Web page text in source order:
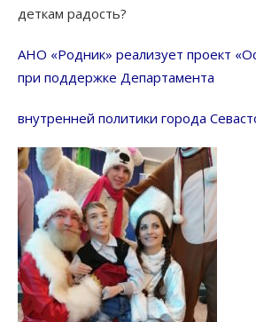
деткам радость?
АНО «Родник» реализует проект
при поддержке Департамента
внутренней политики города